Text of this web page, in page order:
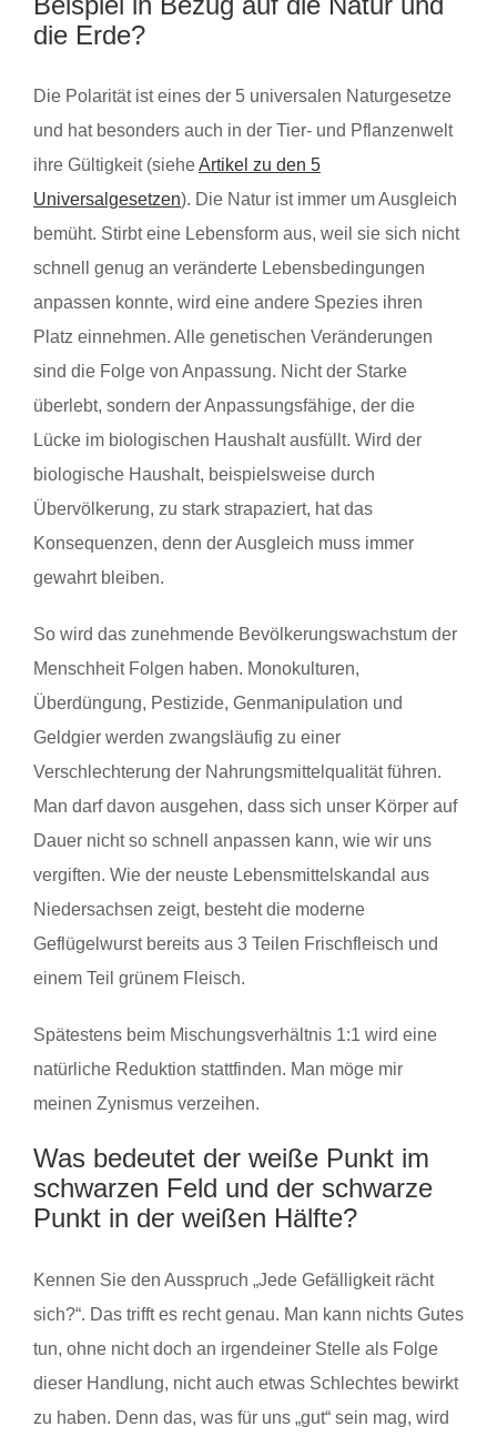
die Erde?
Die Polarität ist eines der 5 universalen Naturgesetze
und hat besonders auch in der Tier- und Pflanzenwelt
ihre Gültigkeit (sieheArtikel zu den 5
Universalgesetzen). Die Natur ist immer um Ausgleich
bemüht. Stirbt eine Lebensform aus, weil sie sich nicht
schnell genug an veränderte Lebensbedingungen
anpassen konnte, wird eine andere Spezies ihren
Platz einnehmen. Alle genetischen Veränderungen
sind die Folge von Anpassung. Nicht der Starke
überlebt, sondern der Anpassungsfähige, der die
Lücke im biologischen Haushalt ausfüllt. Wird der
biologische Haushalt, beispielsweise durch
Übervölkerung, zu stark strapaziert, hat das
Konsequenzen, denn der Ausgleich muss immer
gewahrt bleiben.
So wird das zunehmende Bevölkerungswachstum der
Menschheit Folgen haben. Monokulturen,
Überdüngung, Pestizide, Genmanipulation und
Geldgier werden zwangsläufig zu einer
Verschlechterung der Nahrungsmittelqualität führen.
Man darf davon ausgehen, dass sich unser Körper auf
Dauer nicht so schnell anpassen kann, wie wir uns
vergiften. Wie der neuste Lebensmittelskandal aus
Niedersachsen zeigt, besteht die moderne
Geflügelwurst bereits aus 3 Teilen Frischfleisch und
einem Teil grünem Fleisch.
Spätestens beim Mischungsverhältnis 1:1 wird eine
natürliche Reduktion stattfinden. Man möge mir
meinen Zynismus verzeihen.
Was bedeutet der weiße Punkt im
schwarzen Feld und der schwarze
Punkt in der weißen Hälfte?
Kennen Sie den Ausspruch „Jede Gefälligkeit rächt
sich?“. Das trifft es recht genau. Man kann nichts Gutes
tun, ohne nicht doch an irgendeiner Stelle als Folge
dieser Handlung, nicht auch etwas Schlechtes bewirkt
zu haben. Denn das, was für uns „gut“ sein mag, wird